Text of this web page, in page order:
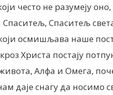
често не разумеју
Спаситељ, Спаситељ
који осмишљава наше
Христа постају
Алфа и Омега,
даје снагу да носимо